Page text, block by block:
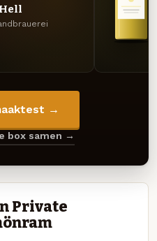
→
box samen →
Private